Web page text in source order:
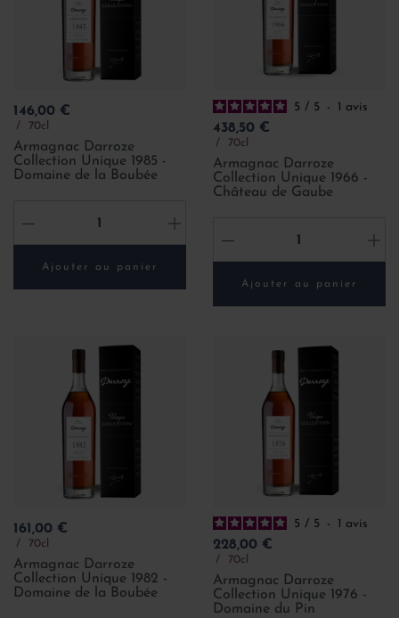
Prix
146,00 €
70cl
Armagnac Darroze
Collection Unique 1985 -
Domaine de la Boubée
- +
Ajouter au panier
5 / 5 - 1 avis
Prix
438,50 €
70cl
Armagnac Darroze
Collection Unique 1966 -
Château de Gaube
- +
Ajouter au panier
Prix
161,00 €
70cl
Armagnac Darroze
Collection Unique 1982 -
Domaine de la Boubée
5 / 5 - 1 avis
Prix
228,00 €
70cl
Armagnac Darroze
Collection Unique 1976 -
Domaine du Pin